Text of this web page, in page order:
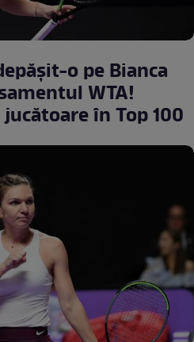
o pe Bianca
WTA!
în Top 100